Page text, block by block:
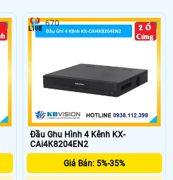
Đầu Ghu Hình 4 Kênh KX-
CAi4K8204EN2
Giá Bán: 5%-35%
670